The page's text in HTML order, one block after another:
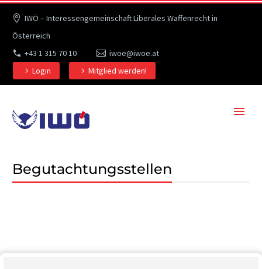
IWÖ – Interessengemeinschaft Liberales Waffenrecht in
Österreich
+43 1 315 70 10
iwoe@iwoe.at
Login
Mitglied werden!
Begutachtungsstellen